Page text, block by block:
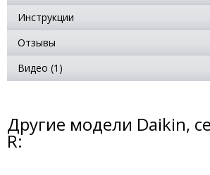
Инструкции
Отзывы
Видео (1)
Другие модели Daikin,
R: